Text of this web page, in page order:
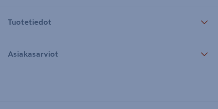
Tuotetiedot
Asiakasarviot